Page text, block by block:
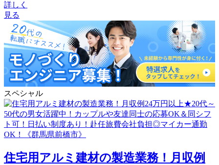
詳しく
見る
スペシャル
住宅用アルミ建材の製造業務！月収例